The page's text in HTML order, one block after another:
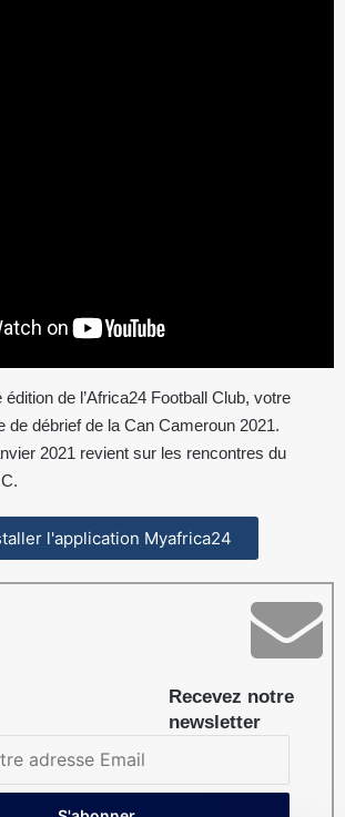
de l’Africa24 Football Club, votre
de débrief de la Can Cameroun 2021.
2021 revient sur les rencontres du
l'application Myafrica24
Recevez notre
newsletter